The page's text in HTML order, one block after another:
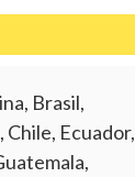
Brasil,
Chile, Ecuador,